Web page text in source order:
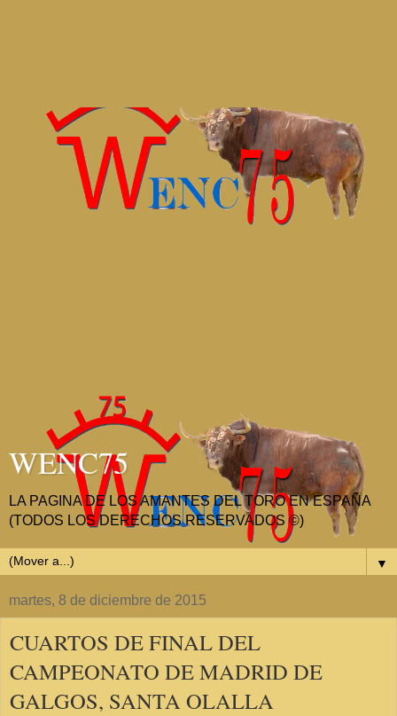
WENC75
LA PAGINA DE LOS AMANTES DEL TORO EN ESPAÑA
(TODOS LOS DERECHOS RESERVADOS ©)
▼
martes, 8 de diciembre de 2015
CUARTOS DE FINAL DEL
CAMPEONATO DE MADRID DE
GALGOS, SANTA OLALLA